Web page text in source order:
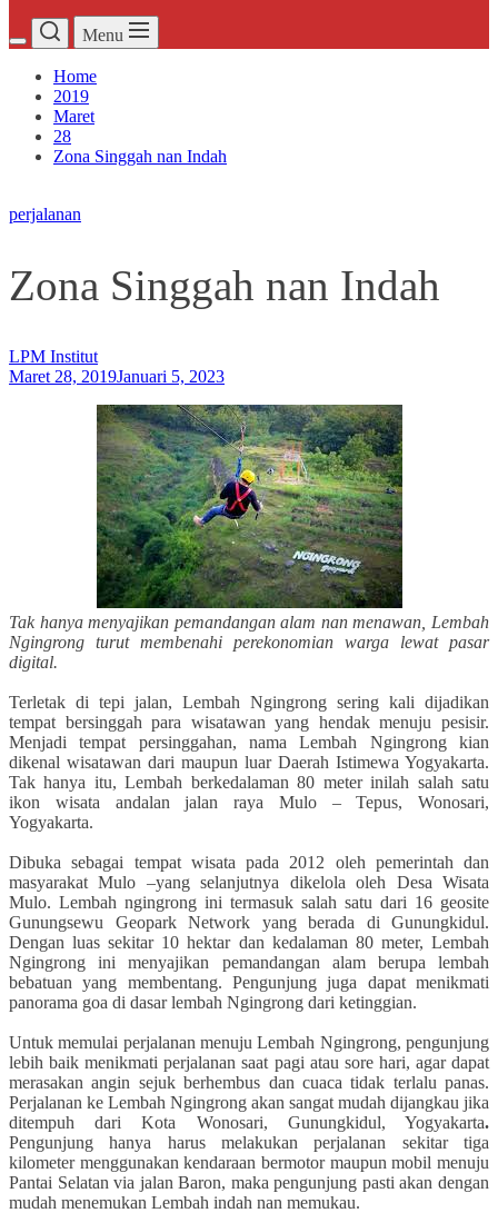
Menu
Home
2019
Maret
28
Zona Singgah nan Indah
perjalanan
Zona Singgah nan Indah
LPM Institut
Maret 28, 2019Januari 5, 2023
Tak hanya menyajikan pemandangan alam nan menawan, Lembah
Ngingrong turut membenahi perekonomian warga lewat pasar
digital.
Terletak di tepi jalan, Lembah Ngingrong sering kali dijadikan
tempat bersinggah para wisatawan yang hendak menuju pesisir.
Menjadi tempat persinggahan, nama Lembah Ngingrong kian
dikenal wisatawan dari maupun luar Daerah Istimewa Yogyakarta.
Tak hanya itu, Lembah berkedalaman 80 meter inilah salah satu
ikon
wisata andalan jalan raya Mulo – Tepus, Wonosari,
Yogyakarta.
Dibuka sebagai tempat wisata pada 2012 oleh pemerintah dan
masyarakat Mulo –yang selanjutnya dikelola oleh Desa Wisata
Mulo. Lembah ngingrong ini termasuk salah satu dari 16 geosite
Gunungsewu Geopark Network yang berada di Gunungkidul.
Dengan luas sekitar 10 hektar dan kedalaman 80 meter, Lembah
Ngingrong ini menyajikan pemandangan alam berupa lembah
bebatuan yang membentang. Pengunjung juga dapat menikmati
panorama goa di dasar lembah Ngingrong dari ketinggian.
Untuk memulai perjalanan menuju Lembah Ngingrong, pengunjung
lebih baik menikmati perjalanan saat pagi atau sore hari, agar dapat
merasakan angin sejuk berhembus dan cuaca tidak terlalu panas.
Perjalanan ke Lembah Ngingrong akan sangat mudah dijangkau jika
ditempuh dari Kota Wonosari, Gunungkidul, Yogyakarta.
Pengunjung hanya harus melakukan perjalanan sekitar tiga
kilometer menggunakan kendaraan bermotor maupun mobil menuju
Pantai Selatan via jalan Baron, maka pengunjung pasti akan dengan
mudah menemukan Lembah indah nan memukau.